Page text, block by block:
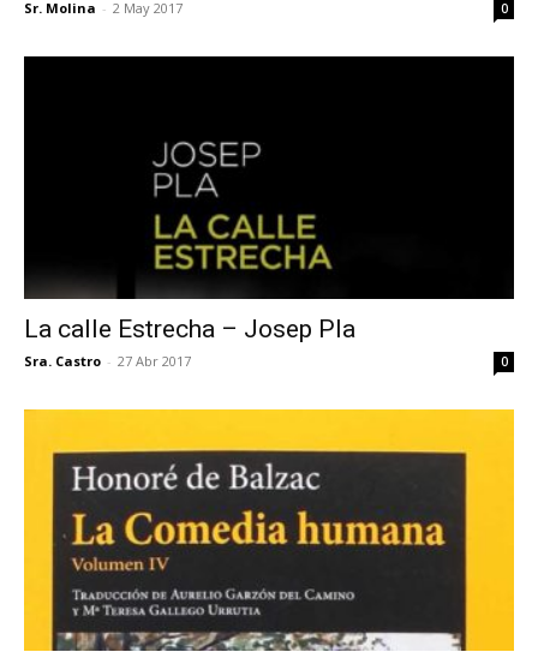
Sr. Molina - 2 May 2017 0
La calle Estrecha – Josep Pla
Sra. Castro - 27 Abr 2017 0